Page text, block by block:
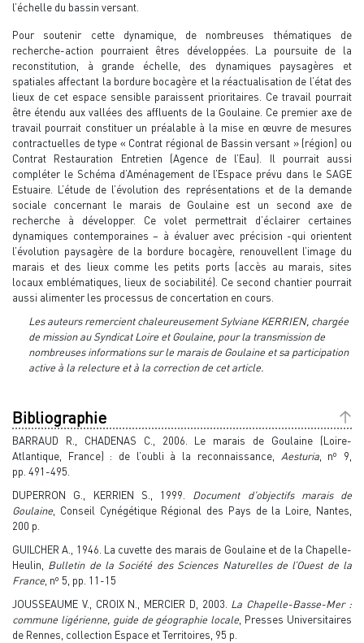
l’échelle du bassin versant.
Pour soutenir cette dynamique, de nombreuses thématiques de
recherche-action pourraient êtres développées. La poursuite de la
reconstitution, à grande échelle, des dynamiques paysagères et
spatiales affectant la bordure bocagère et la réactualisation de l’état des
lieux de cet espace sensible paraissent prioritaires. Ce travail pourrait
être étendu aux vallées des affluents de la Goulaine. Ce premier axe de
travail pourrait constituer un préalable à la mise en œuvre de mesures
contractuelles de type « Contrat régional de Bassin versant » (région) ou
Contrat Restauration Entretien (Agence de l’Eau). Il pourrait aussi
compléter le Schéma d’Aménagement de l’Espace prévu dans le SAGE
Estuaire. L’étude de l’évolution des représentations et de la demande
sociale concernant le marais de Goulaine est un second axe de
recherche à développer. Ce volet permettrait d’éclairer certaines
dynamiques contemporaines – à évaluer avec précision -qui orientent
l’évolution paysagère de la bordure bocagère, renouvellent l’image du
marais et des lieux comme les petits ports (accès au marais, sites
locaux emblématiques, lieux de sociabilité). Ce second chantier pourrait
aussi alimenter les processus de concertation en cours.
Les auteurs remercient chaleureusement Sylviane KERRIEN, chargée
de mission au Syndicat Loire et Goulaine, pour la transmission de
nombreuses informations sur le marais de Goulaine et sa participation
active à la relecture et à la correction de cet article.
Bibliographie
BARRAUD R., CHADENAS C., 2006. Le marais de Goulaine (Loire-
Atlantique, France) : de l’oubli à la reconnaissance, Aesturia, no
9,
pp. 491-495.
DUPERRON G., KERRIEN S., 1999. Document d’objectifs marais de
Goulaine, Conseil Cynégétique Régional des Pays de la Loire, Nantes,
200 p.
GUILCHER A., 1946. La cuvette des marais de Goulaine et de la Chapelle-
Heulin, Bulletin de la Société des Sciences Naturelles de l’Ouest de la
France, no 5, pp. 11-15
JOUSSEAUME V., CROIX N., MERCIER D, 2003. La Chapelle-Basse-Mer :
commune ligérienne, guide de géographie locale, Presses Universitaires
de Rennes, collection Espace et Territoires, 95 p.